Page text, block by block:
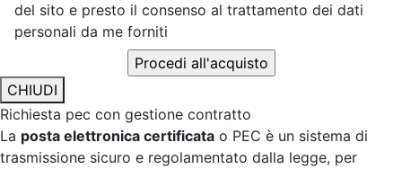
del sito e presto il consenso al trattamento dei dati
personali da me forniti
CHIUDI
Richiesta pec con gestione contratto
La posta elettronica certificata o PEC è un sistema di
trasmissione sicuro e regolamentato dalla legge, per